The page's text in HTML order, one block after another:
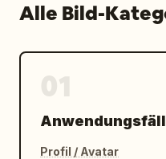
Alle Bild-
Profil / Avatar